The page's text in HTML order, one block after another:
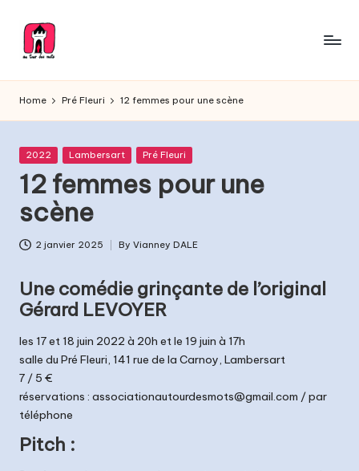
A
u
T
o
u
r
d
s
M
o
t
s
théâtre
Home Pré Fleuri 12 femmes pour une scène
Posted
2022 Lambersart Pré Fleuri
12 femmes pour une
scène
2 janvier 2025
Posted
By Vianney DALE
Une comédie grinçante de l’original
Gérard LEVOYER
les 17 et 18 juin 2022 à 20h et le 19 juin à 17h
salle du Pré Fleuri, 141 rue de la Carnoy, Lambersart
7 / 5 €
réservations : associationautourdesmots@gmail.com / par
téléphone
Pitch :